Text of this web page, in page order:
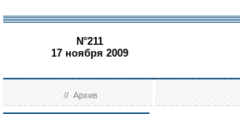
N°211
17 ноября 2009
//Архив